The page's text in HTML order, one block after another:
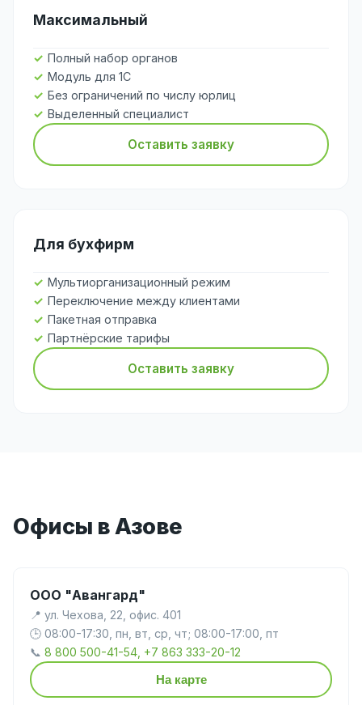
Максимальный
Полный набор органов
Модуль для 1С
Без ограничений по числу юрлиц
Выделенный специалист
Оставить заявку
Для бухфирм
Мультиорганизационный режим
Переключение между клиентами
Пакетная отправка
Партнёрские тарифы
Оставить заявку
Офисы в Азове
ООО "Авангард"
📍 ул. Чехова, 22, офис. 401
🕒 08:00-17:30, пн, вт, ср, чт; 08:00-17:00, пт
📞 8 800 500-41-54, +7 863 333-20-12
На карте